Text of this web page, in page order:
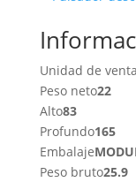
Unidad de venta
Peso neto22
Alto83
Profundo165
Embalaje
Peso bruto25.9